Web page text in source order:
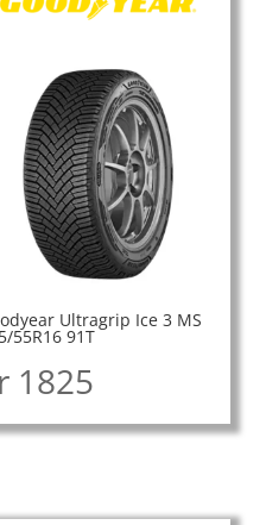
Ultragrip Ice 3 MS
55R16 91T
1825